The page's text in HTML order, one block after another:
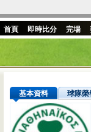
首頁 即時比分 完場
基本資料 球隊榮